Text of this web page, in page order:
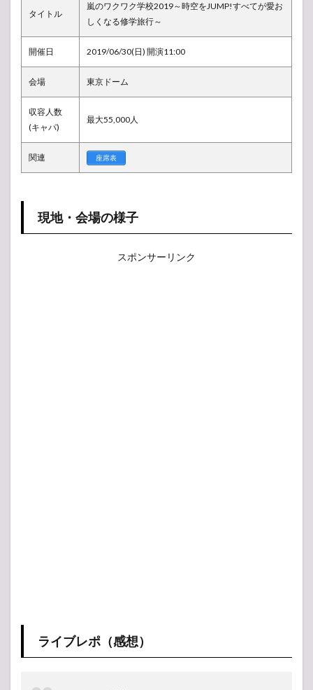
【ア
ー
ト】
所
タイトル
嵐のワクワク学校2019～時空をJUMP!すべてが愛お
しくなる修学旅行～
開催日 2019/06/30(日) 開演11:00
会場 東京ドーム
収容人数
(キャパ)
最大55,000人
関連 座席表
現地・会場の様子
スポンサーリンク
ライブレポ（感想）